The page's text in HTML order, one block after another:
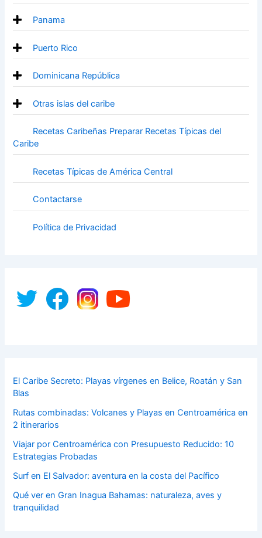
Panama
Puerto Rico
Dominicana República
Otras islas del caribe
Recetas Caribeñas Preparar Recetas Típicas del
Caribe
Recetas Típicas de América Central
Contactarse
Política de Privacidad
El Caribe Secreto: Playas vírgenes en Belice, Roatán y San
Blas
Rutas combinadas: Volcanes y Playas en Centroamérica en
2 itinerarios
Viajar por Centroamérica con Presupuesto Reducido: 10
Estrategias Probadas
Surf en El Salvador: aventura en la costa del Pacífico
Qué ver en Gran Inagua Bahamas: naturaleza, aves y
tranquilidad